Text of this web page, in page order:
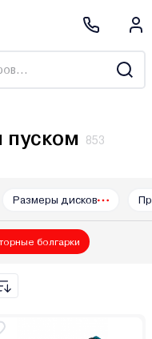
пуском 853
Размеры дисков
болгарки